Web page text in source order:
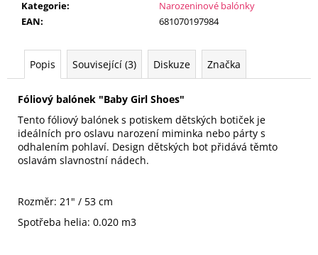
Kategorie:
Narozeninové balónky
EAN: 681070197984
Popis Související (3) Diskuze Značka
Fóliový balónek "Baby Girl Shoes"
Tento fóliový balónek s potiskem dětských botiček je
ideálních pro oslavu narození miminka nebo párty s
odhalením pohlaví. Design dětských bot přidává těmto
oslavám slavnostní nádech.
Rozměr: 21" / 53 cm
Spotřeba helia: 0.020 m3
e
m
FÓLIOVÝ
BALÓN
ČÍSLICE
0
ČERNÁ
88
105
Kč